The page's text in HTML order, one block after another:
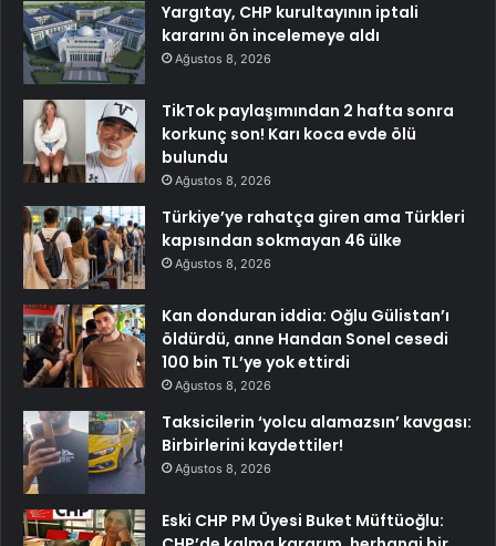
Yargıtay, CHP kurultayının iptali
kararını ön incelemeye aldı
Ağustos 8, 2026
TikTok paylaşımından 2 hafta sonra
korkunç son! Karı koca evde ölü
bulundu
Ağustos 8, 2026
Türkiye’ye rahatça giren ama Türkleri
kapısından sokmayan 46 ülke
Ağustos 8, 2026
Kan donduran iddia: Oğlu Gülistan’ı
öldürdü, anne Handan Sonel cesedi
100 bin TL’ye yok ettirdi
Ağustos 8, 2026
Taksicilerin ‘yolcu alamazsın’ kavgası:
Birbirlerini kaydettiler!
Ağustos 8, 2026
Eski CHP PM Üyesi Buket Müftüoğlu: